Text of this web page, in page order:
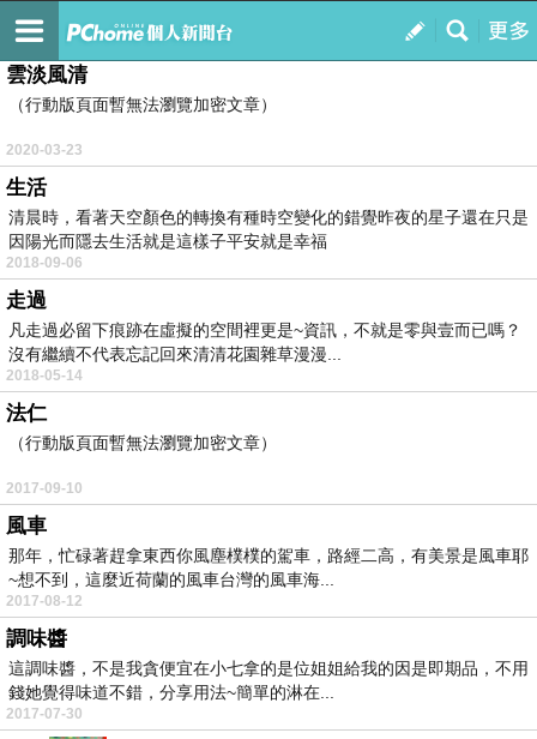
我的
訂閱
ToMe植物生活雜記
雲淡風清
（行動版頁面暫無法瀏覽加密文章）
2020-03-23
生活
清晨時，看著天空顏色的轉換有種時空變化的錯覺昨夜的星子還在只是
因陽光而隱去生活就是這樣子平安就是幸福
2018-09-06
走過
凡走過必留下痕跡在虛擬的空間裡更是~資訊，不就是零與壹而已嗎？
沒有繼續不代表忘記回來清清花園雜草漫漫...
2018-05-14
法仁
（行動版頁面暫無法瀏覽加密文章）
2017-09-10
風車
那年，忙碌著趕拿東西你風塵樸樸的駕車，路經二高，有美景是風車耶
~想不到，這麼近荷蘭的風車台灣的風車海...
2017-08-12
調味醬
這調味醬，不是我貪便宜在小七拿的是位姐姐給我的因是即期品，不用
錢她覺得味道不錯，分享用法~簡單的淋在...
2017-07-30